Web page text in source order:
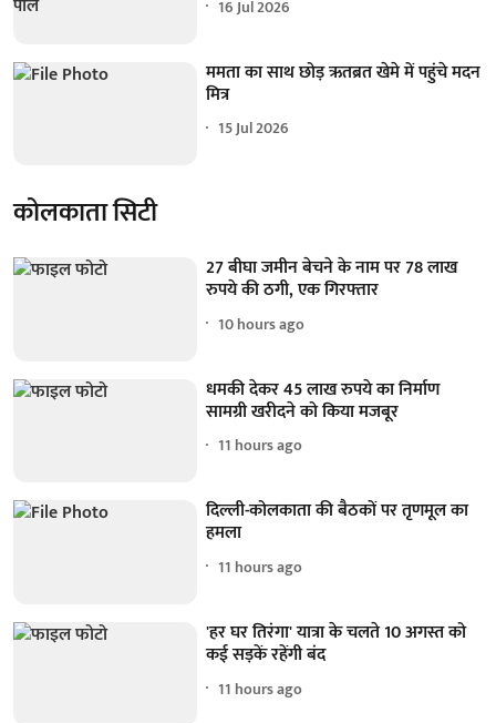
16 Jul 2026
ममता का साथ छोड़ ऋतब्रत खेमे में पहुंचे मदन
मित्र
15 Jul 2026
कोलकाता सिटी
27 बीघा जमीन बेचने के नाम पर 78 लाख
रुपये की ठगी, एक गिरफ्तार
10 hours ago
धमकी देकर 45 लाख रुपये का निर्माण
सामग्री खरीदने को किया मजबूर
11 hours ago
दिल्ली-कोलकाता की बैठकों पर तृणमूल का
हमला
11 hours ago
'हर घर तिरंगा' यात्रा के चलते 10 अगस्त को
कई सड़कें रहेंगी बंद
11 hours ago